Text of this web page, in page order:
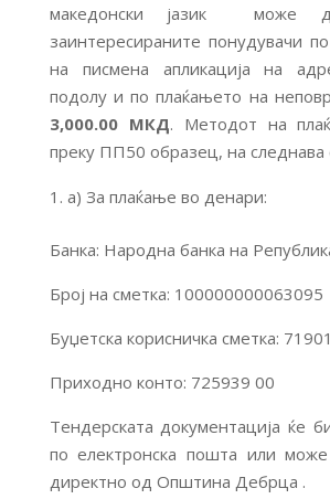
македонски јазик може
заинтересираните понудувачи
на писмена апликација на
подолу и по плаќањето на
3,000.00 МКД. Методот на
преку ПП50 образец, на следнава
a) За плаќање во денари:
Банка: Народна банка на
Број на сметка: 100000000063095
Буџетска корисничка сметка:
Приходно конто: 725939 00
Тендерската документација ќе
по електронска пошта или
директно од Општина Дебрца .